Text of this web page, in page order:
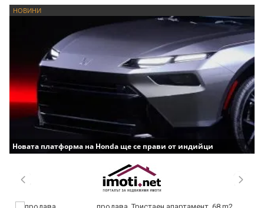
НОВИНИ
Новата платформа на Honda ще се прави от индийци